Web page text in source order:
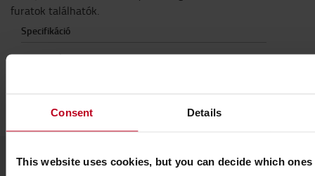
Consent Details
This website uses cookies, but you can decide which ones
furatok találhatók.
Specifikáció
Magasság:24,3cm